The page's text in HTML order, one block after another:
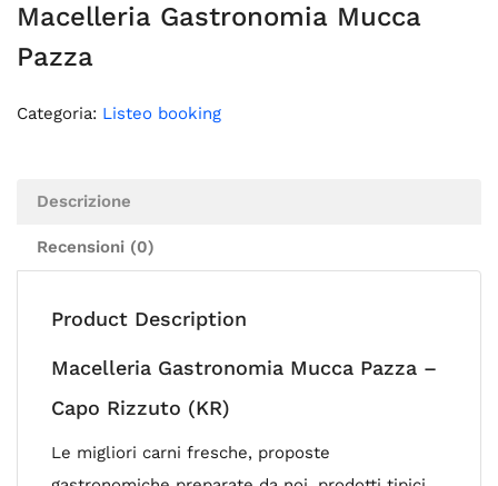
Macelleria Gastronomia Mucca
Pazza
Categoria: Listeo booking
Descrizione
Recensioni (0)
Product Description
Macelleria Gastronomia Mucca Pazza –
Capo Rizzuto (KR)
Le migliori carni fresche, proposte